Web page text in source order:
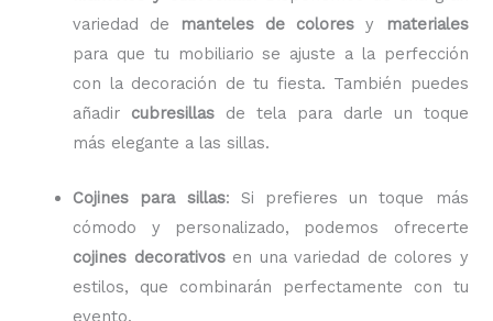
variedad de manteles de colores y
materiales
para que tu mobiliario se ajuste a la perfección
con la decoración de tu fiesta. También puedes
añadir cubresillas de tela para darle un toque
más elegante a las sillas.
Cojines para sillas: Si prefieres un toque más
cómodo y personalizado, podemos ofrecerte
cojines decorativosen una variedad de colores y
estilos, que combinarán perfectamente con tu
evento.